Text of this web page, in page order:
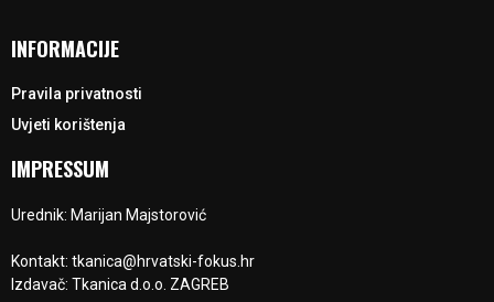
INFORMACIJE
Pravila privatnosti
Uvjeti korištenja
IMPRESSUM
Urednik: Marijan Majstorović
Kontakt: tkanica@hrvatski-fokus.hr
Izdavač: Tkanica d.o.o. ZAGREB